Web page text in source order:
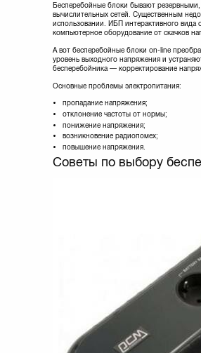
Бесперебойные блоки бывают
вычислительных сетей. Существенным
использовании. ИБП интерактивного
компьютерное оборудование от скачков
А вот бесперебойные блоки оn-line
уровень выходного напряжения и
бесперебойника — корректирование
Основные проблемы электропитания:
пропадание напряжения;
отклонение частоты от нормы;
понижение напряжения;
возникновение радиопомех;
повышение напряжения.
Советы по выбору